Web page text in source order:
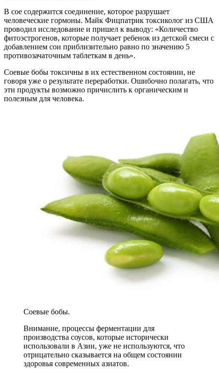
В сое содержится соединение, которое разрушает
человеческие гормоны. Майк Фицпатрик токсиколог из США
проводил исследование и пришел к выводу: «Количество
фитоэстрогенов, которые получает ребенок из детской смеси с
добавлением сои приблизительно равно по значению 5
противозачаточным таблеткам в день».
Соевые бобы токсичны в их естественном состоянии, не
говоря уже о результате переработки. Ошибочно полагать, что
эти продукты возможно причислить к органическим и
полезным для человека.
Соевые бобы.
Внимание, процессы ферментации для
производства соусов, которые исторически
использовали в Азии, уже не используются, что
отрицательно сказывается на общем состоянии
здоровья современных азиатов.